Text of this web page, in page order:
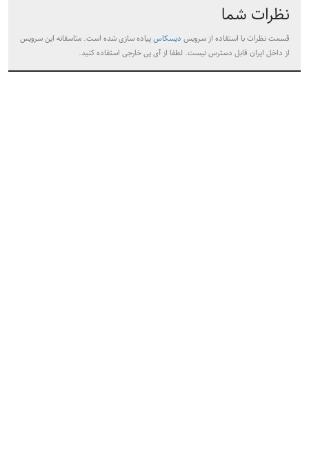
نظرات شما
قسمت نظرات با استفاده از سرویس دیسکاسپیاده سازی شده است. متاسفانه این سرویس
از داخل ایران قابل دسترس نیست. لطفا از آی پی خارجی استفاده کنید.